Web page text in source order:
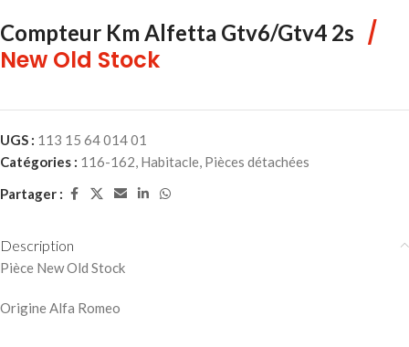
Compteur Km Alfetta Gtv6/Gtv4 2s /
New Old Stock
UGS : 113 15 64 014 01
Catégories : 116-162, Habitacle, Pièces détachées
Partager :
Description
Pièce New Old Stock
Origine Alfa Romeo